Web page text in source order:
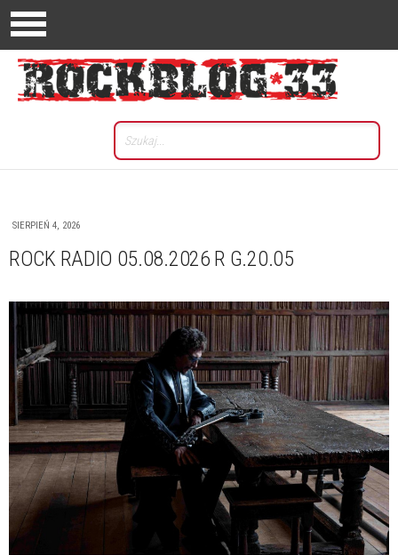
SIERPIEŃ 4, 2026
ROCK RADIO 05.08.2026 R G.20.05